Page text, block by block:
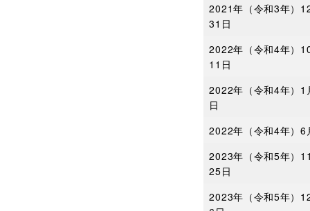
2021年（令和3年）
31日
2022年（令和4年）
11日
2022年（令和4年）1
日
2022年（令和4年）6
2023年（令和5年）
25日
2023年（令和5年）